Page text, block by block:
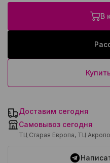
В
Доставим сегодня
Самовывоз сегодня
ТЦ Старая Европа, ТЦ